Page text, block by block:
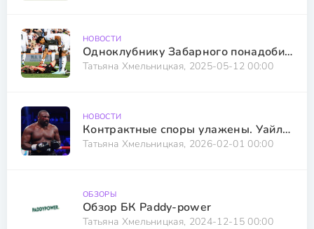
НОВОСТИ
Одноклубнику Забарного понадобится операция после нокаута в матче с Астон Виллой
Татьяна Хмельницкая, 2025-05-12 00:00
НОВОСТИ
Контрактные споры улажены. Уайлдер и Чисора встретятся в Лондоне
Татьяна Хмельницкая, 2026-02-01 00:00
ОБЗОРЫ
Обзор БК Рaddy-power
Татьяна Хмельницкая, 2024-12-15 00:00